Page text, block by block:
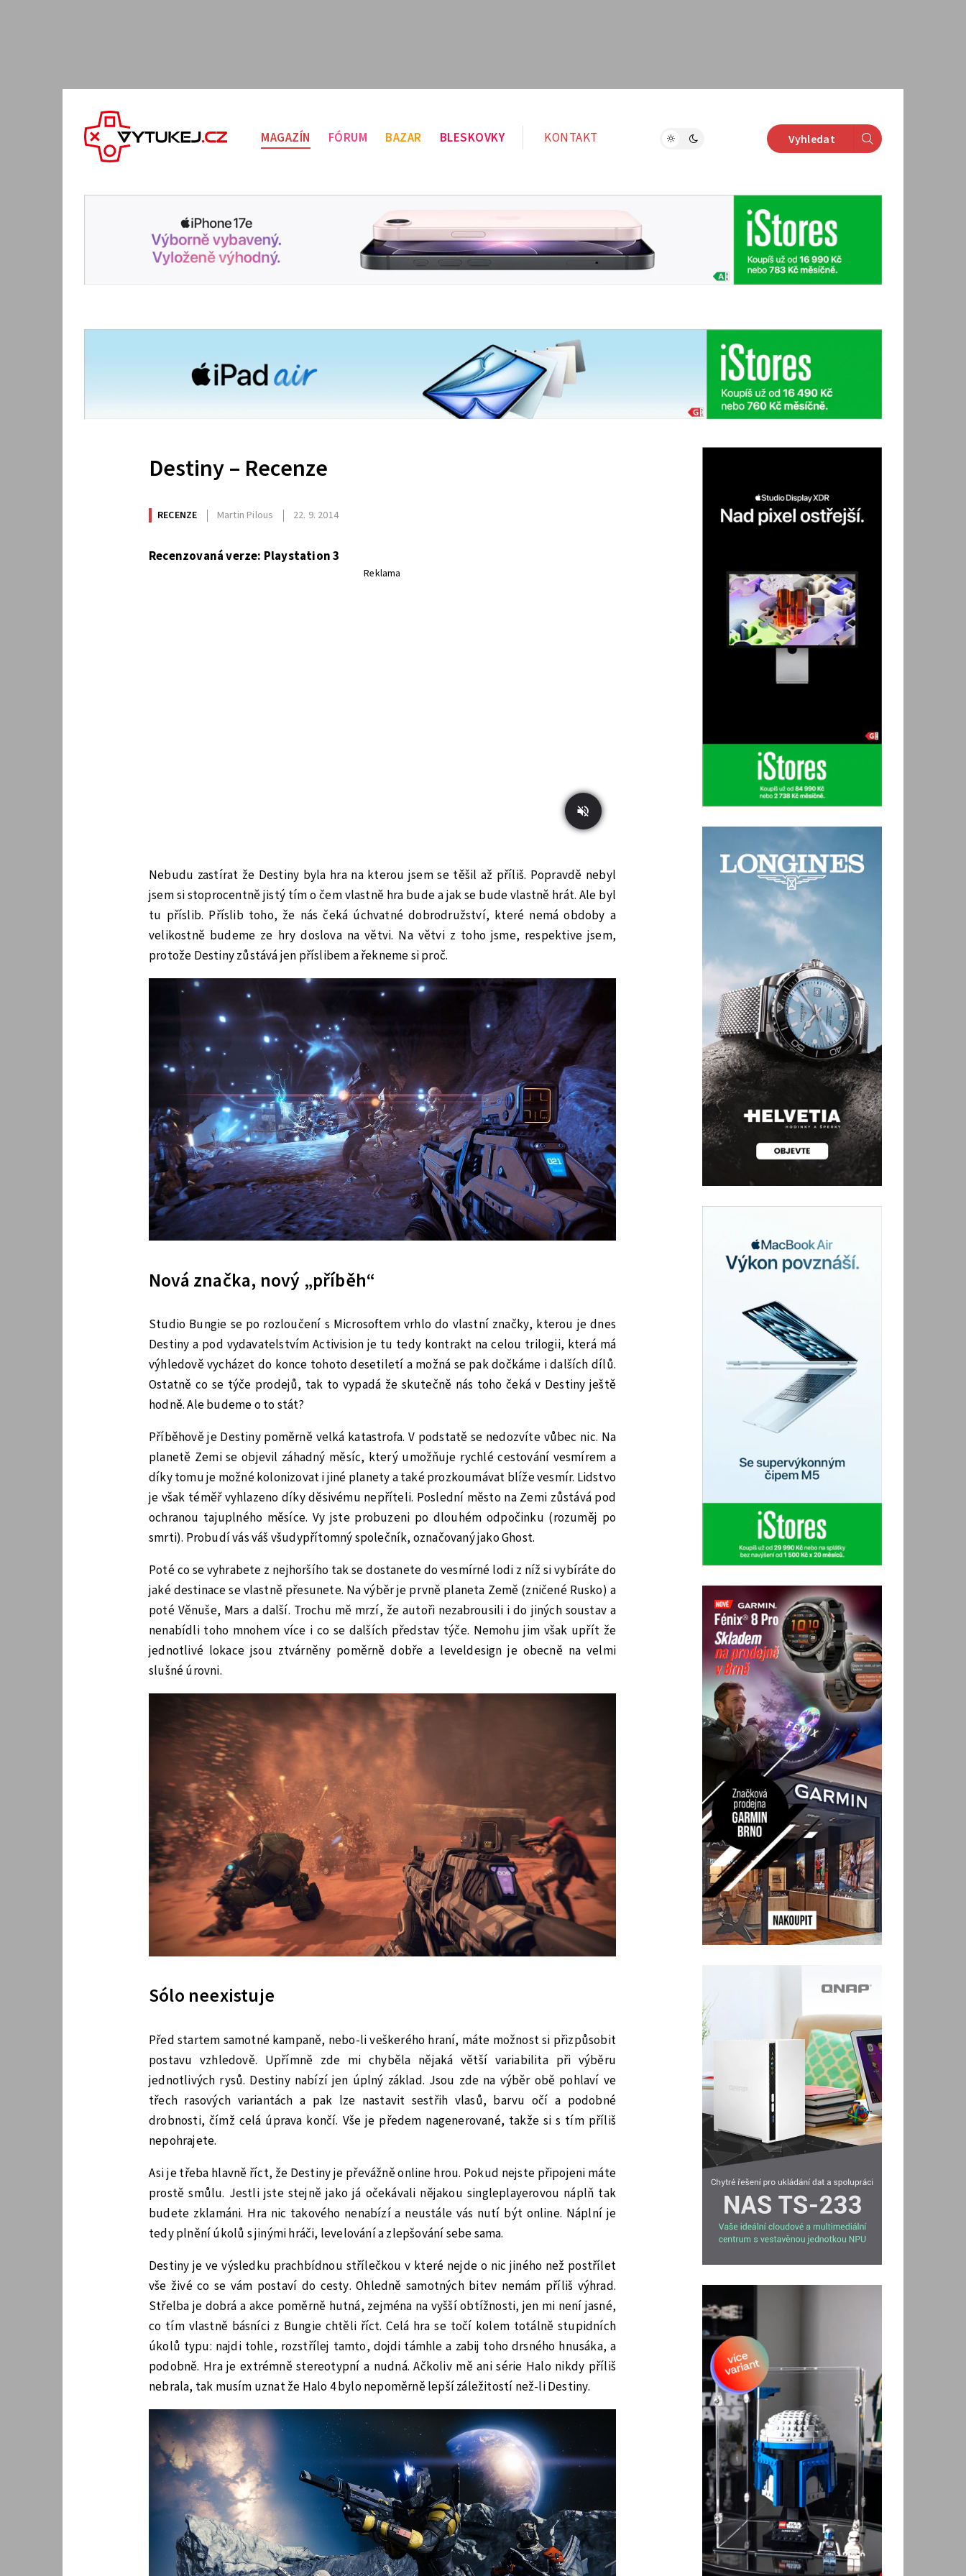
MAGAZÍN FÓRUM BAZAR BLESKOVKY KONTAKT Vyhledat
Destiny – Recenze
RECENZE Martin Pilous 22. 9. 2014
Recenzovaná verze: Playstation 3
Reklama
Nebudu zastírat že Destiny byla hra na kterou jsem se těšil až příliš. Popravdě nebyl
jsem si stoprocentně jistý tím o čem vlastně hra bude a jak se bude vlastně hrát. Ale byl
tu příslib. Příslib toho, že nás čeká úchvatné dobrodružství, které nemá obdoby a
velikostně budeme ze hry doslova na větvi. Na větvi z toho jsme, respektive jsem,
protože Destiny zůstává jen příslibem a řekneme si proč.
Nová značka, nový „příběh“
Studio Bungie se po rozloučení s Microsoftem vrhlo do vlastní značky, kterou je dnes
Destiny a pod vydavatelstvím Activision je tu tedy kontrakt na celou trilogii, která má
výhledově vycházet do konce tohoto desetiletí a možná se pak dočkáme i dalších dílů.
Ostatně co se týče prodejů, tak to vypadá že skutečně nás toho čeká v Destiny ještě
hodně. Ale budeme o to stát?
Příběhově je Destiny poměrně velká katastrofa. V podstatě se nedozvíte vůbec nic. Na
planetě Zemi se objevil záhadný měsíc, který umožňuje rychlé cestování vesmírem a
díky tomu je možné kolonizovat i jiné planety a také prozkoumávat blíže vesmír. Lidstvo
je však téměř vyhlazeno díky děsivému nepříteli. Poslední město na Zemi zůstává pod
ochranou tajuplného měsíce. Vy jste probuzeni po dlouhém odpočinku (rozuměj po
smrti). Probudí vás váš všudypřítomný společník, označovaný jako Ghost.
Poté co se vyhrabete z nejhoršího tak se dostanete do vesmírné lodi z níž si vybíráte do
jaké destinace se vlastně přesunete. Na výběr je prvně planeta Země (zničené Rusko) a
poté Věnuše, Mars a další. Trochu mě mrzí, že autoři nezabrousili i do jiných soustav a
nenabídli toho mnohem více i co se dalších představ týče. Nemohu jim však upřít že
jednotlivé lokace jsou ztvárněny poměrně dobře a leveldesign je obecně na velmi
slušné úrovni.
Sólo neexistuje
Před startem samotné kampaně, nebo-li veškerého hraní, máte možnost si přizpůsobit
postavu vzhledově. Upřímně zde mi chyběla nějaká větší variabilita při výběru
jednotlivých rysů. Destiny nabízí jen úplný základ. Jsou zde na výběr obě pohlaví ve
třech rasových variantách a pak lze nastavit sestřih vlasů, barvu očí a podobné
drobnosti, čímž celá úprava končí. Vše je předem nagenerované, takže si s tím příliš
nepohrajete.
Asi je třeba hlavně říct, že Destiny je převážně online hrou. Pokud nejste připojeni máte
prostě smůlu. Jestli jste stejně jako já očekávali nějakou singleplayerovou náplň tak
budete zklamáni. Hra nic takového nenabízí a neustále vás nutí být online. Náplní je
tedy plnění úkolů s jinými hráči, levelování a zlepšování sebe sama.
Destiny je ve výsledku prachbídnou střílečkou v které nejde o nic jiného než postřílet
vše živé co se vám postaví do cesty. Ohledně samotných bitev nemám příliš výhrad.
Střelba je dobrá a akce poměrně hutná, zejména na vyšší obtížnosti, jen mi není jasné,
co tím vlastně básníci z Bungie chtěli říct. Celá hra se točí kolem totálně stupidních
úkolů typu: najdi tohle, rozstřílej tamto, dojdi támhle a zabij toho drsného hnusáka, a
podobně. Hra je extrémně stereotypní a nudná. Ačkoliv mě ani série Halo nikdy příliš
nebrala, tak musím uznat že Halo 4 bylo nepoměrně lepší záležitostí než-li Destiny.